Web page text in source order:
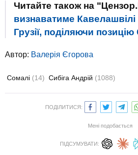
Читайте також на
визнаватиме
Грузії, поділяючи
Автор: Валерія Єгорова
Сомалі (14) Сибіга Андрій (1088)
ПОДІЛИТИСЯ:
Мені подобається
ПІДСУМУВАТИ: